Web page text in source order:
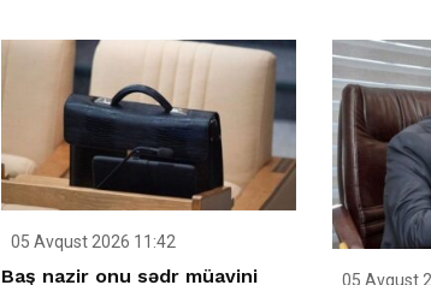
05 Avqust 2026 11:42
Baş nazir onu sədr müavini 05 Avqust